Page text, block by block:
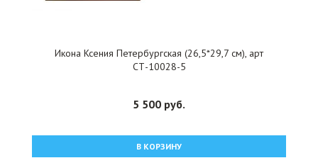
Икона Ксения Петербургская (26,5*29,7 см), арт
СТ-10028-5
5 500 руб.
В КОРЗИНУ